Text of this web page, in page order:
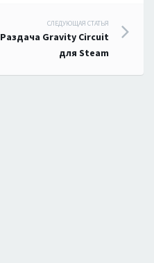
СЛЕДУЮЩАЯ СТАТЬЯ
Раздача Gravity Circuit
для Steam